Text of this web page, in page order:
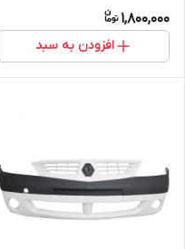
1,800,000
افزودن به سبد